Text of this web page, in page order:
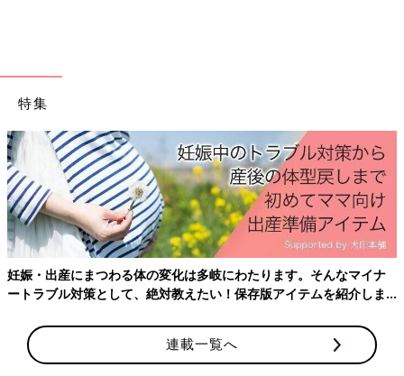
江南市
小牧市
産婦人科エンゼルレディースクリニック
小牧市民病院
稲沢市
大府市
特集
妊娠・出産にまつわる体の変化は多岐にわたります。そんなマイナ
ートラブル対策として、絶対教えたい！保存版アイテムを紹介しま
連載一覧へ